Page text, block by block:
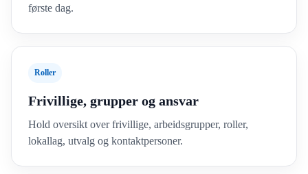
første dag.
Roller
Frivillige, grupper og ansvar
Hold oversikt over frivillige, arbeidsgrupper, roller,
lokallag, utvalg og kontaktpersoner.